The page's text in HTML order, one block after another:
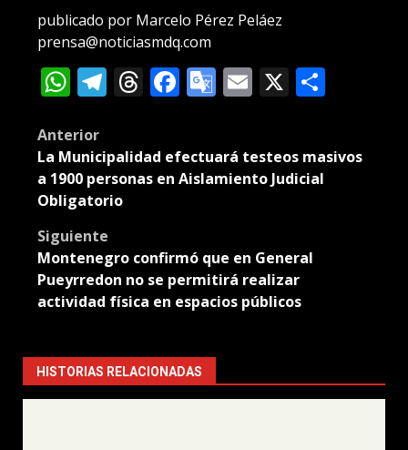
publicado por Marcelo Pérez Peláez
prensa@noticiasmdq.com
WhatsApp
Telegram
Threads
Facebook
Google
Email
X
Post
navigation
Anterior
La Municipalidad efectuará testeos masivos
a 1900 personas en Aislamiento Judicial
Obligatorio
Siguiente
Montenegro confirmó que en General
Pueyrredon no se permitirá realizar
actividad física en espacios públicos
HISTORIAS RELACIONADAS